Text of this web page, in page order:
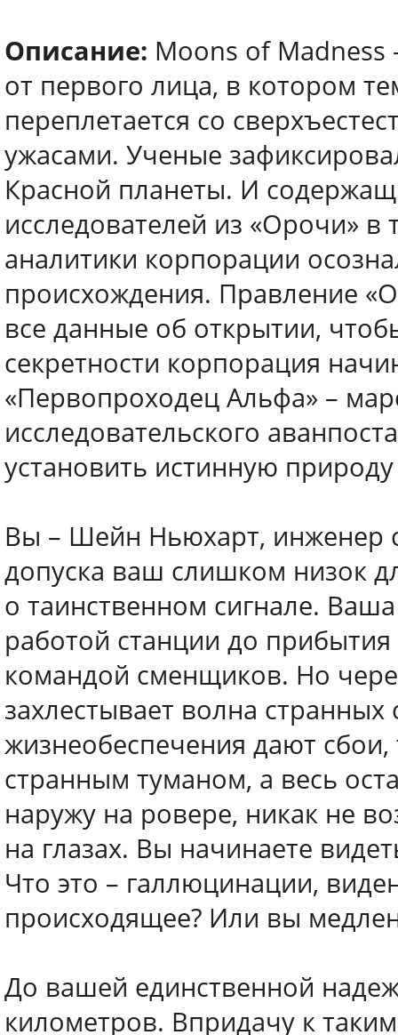
Описание: Moons of
от первого лица, в котором
переплетается со
ужасами. Ученые
Красной планеты. И
исследователей из «Орочи»
аналитики корпорации
происхождения. Правление
все данные об открытии,
секретности корпорация
«Первопроходец Альфа» –
исследовательского
установить истинную природу
Вы – Шейн Ньюхарт, инженер
допуска ваш слишком низок
о таинственном сигнале.
работой станции до
командой сменщиков. Но
захлестывает волна
жизнеобеспечения дают
странным туманом, а весь
наружу на ровере, никак не
на глазах. Вы начинаете
Что это – галлюцинации,
происходящее? Или вы
До вашей единственной
километров. Впридачу к